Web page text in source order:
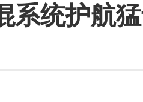
系统护航